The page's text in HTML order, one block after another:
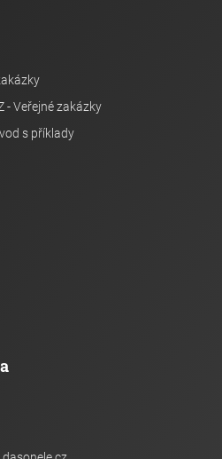
- Veřejné zakázky
s příklady